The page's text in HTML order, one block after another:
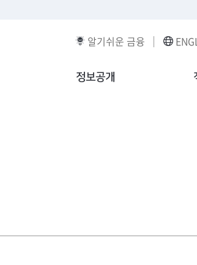
알기쉬운 금융
정보공개